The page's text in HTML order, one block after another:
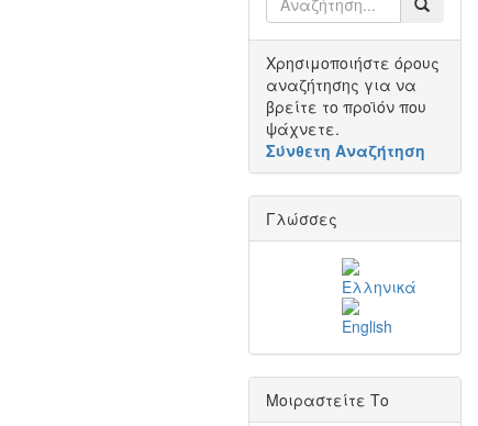
Χρησιμοποιήστε όρους
αναζήτησης για να
βρείτε το προϊόν που
ψάχνετε.
Σύνθετη Αναζήτηση
Γλώσσες
Μοιραστείτε Το